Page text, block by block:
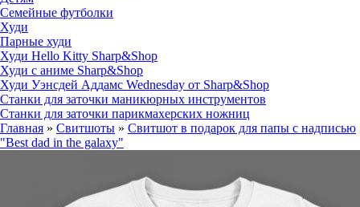
Семейные футболки
Худи
Парные худи
Худи Hello Kitty Sharp&Shop
Худи с аниме Sharp&Shop
Худи Уэнсдей Аддамс Wednesday от Sharp&Shop
Станки для заточки маникюрных инструментов
Станки для заточки парикмахерских ножниц
Главная » Свитшоты » Свитшот в подарок для папы с надписью
"Best dad in the galaxy"